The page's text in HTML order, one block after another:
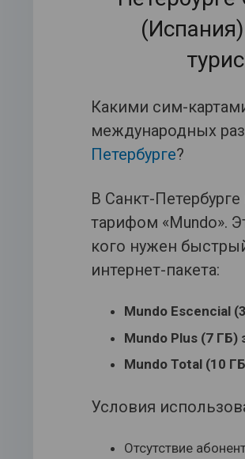
Какими сим-
международных
Петербурге?
В Санкт-
тарифом «Mundo».
кого нужен
интернет-пакета:
Mundo Escencial
Mundo Plus (7 ГБ)
Mundo Total (10
Условия
Отсутствие